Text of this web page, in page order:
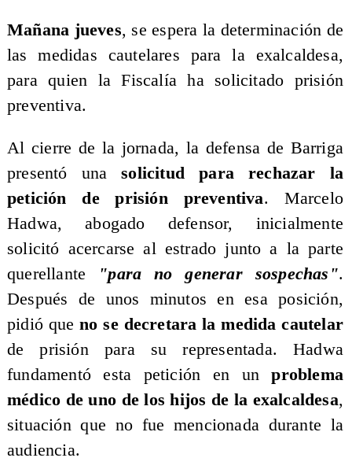
Mañana jueves, se espera la determinación de
las medidas cautelares para la exalcaldesa,
para quien la Fiscalía ha solicitado prisión
preventiva.
​Al cierre de la jornada, la defensa de Barriga
presentó unasolicitud para rechazar la
petición de prisión preventiva. Marcelo
Hadwa, abogado defensor, inicialmente
solicitó acercarse al estrado junto a la parte
querellante
"para no generar sospechas".
Después de unos minutos en esa posición,
pidió queno se decretara la medida cautelar
de prisión para su representada. Hadwa
fundamentó esta petición en unproblema
médico de uno de los hijos de la exalcaldesa,
situación que no fue mencionada durante la
audiencia.